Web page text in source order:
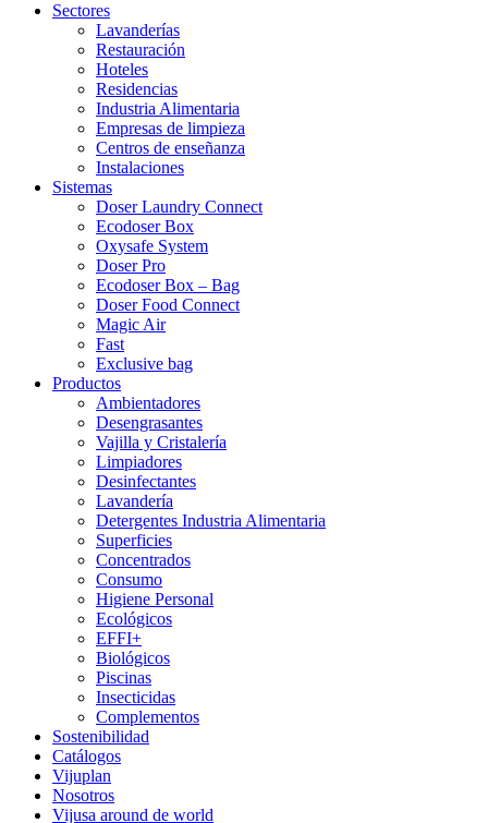
Sectores
Lavanderías
Restauración
Hoteles
Residencias
Industria Alimentaria
Empresas de limpieza
Centros de enseñanza
Instalaciones
Sistemas
Doser Laundry Connect​
Ecodoser Box
Oxysafe System
Doser Pro
Ecodoser Box – Bag
Doser Food Connect
Magic Air
Fast
Exclusive bag
Productos
Ambientadores
Desengrasantes
Vajilla y Cristalería
Limpiadores
Desinfectantes
Lavandería
Detergentes Industria Alimentaria
Superficies
Concentrados
Consumo
Higiene Personal
Ecológicos
EFFI+
Biológicos
Piscinas
Insecticidas
Complementos
Sostenibilidad
Catálogos
Vijuplan
Nosotros
Vijusa around de world